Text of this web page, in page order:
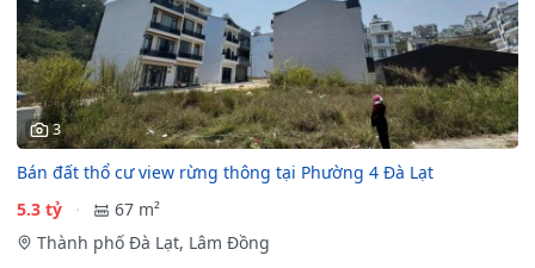
3
Bán đất thổ cư view rừng thông tại Phường 4 Đà Lạt
5.3 tỷ
67 m²
Thành phố Đà Lạt, Lâm Đồng